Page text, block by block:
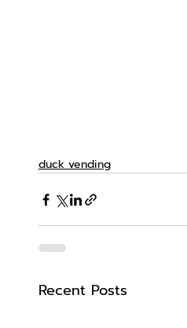
duck vending
Recent Posts